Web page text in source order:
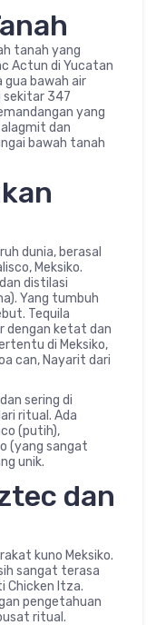
tanah yang
Actun di Yucatan
bawah air
sekitar 347
yang
dan
bawah tanah
dunia, berasal
Meksiko.
distilasi
Yang tumbuh
Tequila
dengan ketat dan
di Meksiko,
can, Nayarit dari
sering di
ritual. Ada
(putih),
(yang sangat
unik.
dan
kuno Meksiko.
sangat terasa
Chicken Itza.
pengetahuan
ritual.